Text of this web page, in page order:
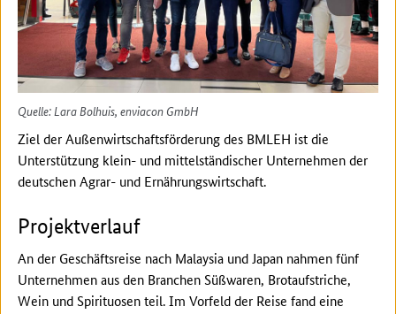
Quelle: Lara Bolhuis, enviacon GmbH
Ziel der Außenwirtschaftsförderung des BMLEH ist die
Unterstützung klein- und mittelständischer Unternehmen der
deutschen Agrar- und Ernährungswirtschaft.
Projektverlauf
An der Geschäftsreise nach Malaysia und Japan nahmen fünf
Unternehmen aus den Branchen Süßwaren, Brotaufstriche,
Wein und Spirituosen teil. Im Vorfeld der Reise fand eine